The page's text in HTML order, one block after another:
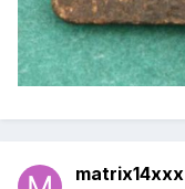
matrix14xxx